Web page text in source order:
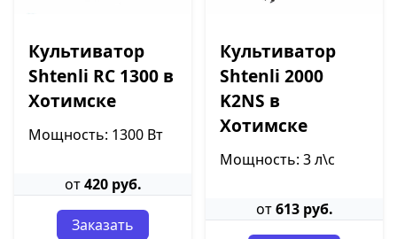
Культиватор
Shtenli RC 1300 в
Хотимске
Мощность: 1300 Вт
от420 руб.
Заказать
Культиватор
Shtenli 2000
K2NS в
Хотимске
Мощность: 3 л\с
от613 руб.